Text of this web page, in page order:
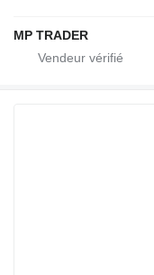
MP TRADER